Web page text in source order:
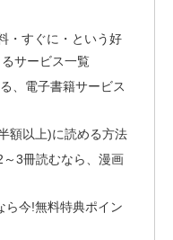
・すぐに・という好
サービス一覧
、電子書籍サービス
額以上)に読める方法
3冊読むなら、漫画
ら今!無料特典ポイン